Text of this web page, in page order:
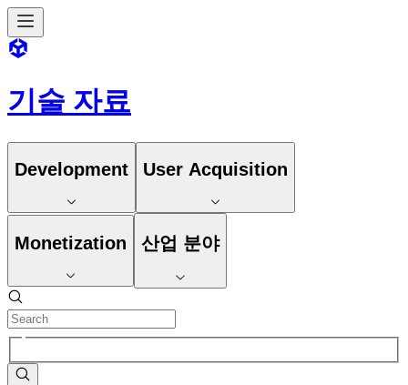
기술 자료
Development User Acquisition
Monetization 산업 분야